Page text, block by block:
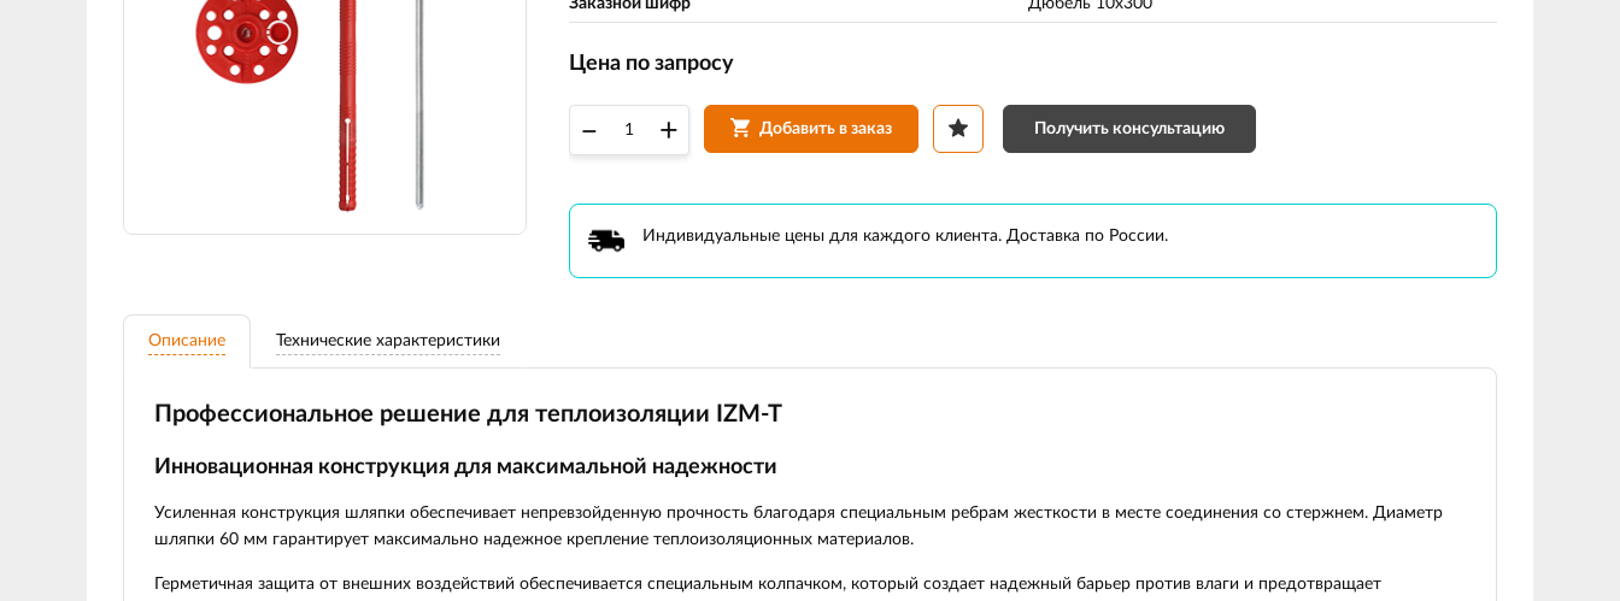
Заказной шифр Дюбель 10х300
Цена по запросу
– + Добавить в заказ Получить консультацию
Индивидуальные цены для каждого клиента. Доставка по России.
Описание Технические характеристики
Профессиональное решение для теплоизоляции IZM-T
Инновационная конструкция для максимальной надежности
Усиленная конструкция шляпки обеспечивает непревзойденную прочность благодаря специальным ребрам жесткости в месте соединения со стержнем. Диаметр
шляпки 60 мм гарантирует максимально надежное крепление теплоизоляционных материалов.
Герметичная защита от внешних воздействий обеспечивается специальным колпачком, который создает надежный барьер против влаги и предотвращает